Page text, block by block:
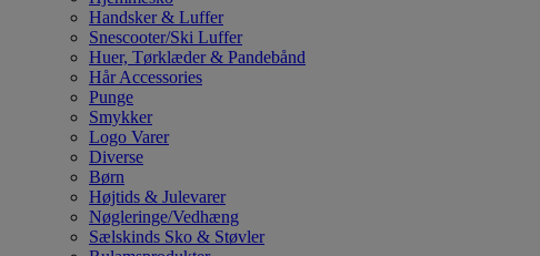
Handsker & Luffer
Snescooter/Ski Luffer
Huer, Tørklæder & Pandebånd
Hår Accessories
Punge
Smykker
Logo Varer
Diverse
Børn
Højtids & Julevarer
Nøgleringe/Vedhæng
Sælskinds Sko & Støvler